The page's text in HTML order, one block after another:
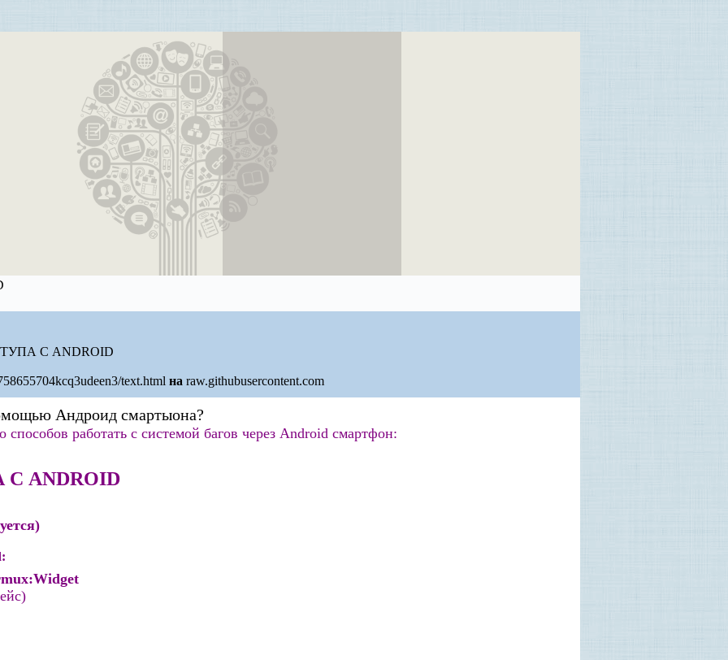
С ANDROID
text.html на raw.githubusercontent.com
Андроид смартыона?
работать с системой багов через Android смартфон:
ANDROID